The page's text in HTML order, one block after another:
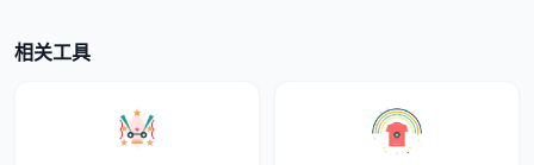
相关工具